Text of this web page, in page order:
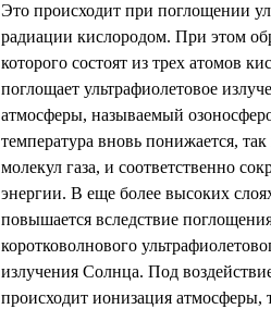
Это происходит при поглощении
радиации кислородом. При этом
которого состоят из трех атомов
поглощает ультрафиолетовое
атмосферы, называемый
температура вновь понижается,
молекул газа, и соответственно
энергии. В еще более высоких
повышается вследствие
коротковолнового
излучения Солнца. Под
происходит ионизация атмосферы,